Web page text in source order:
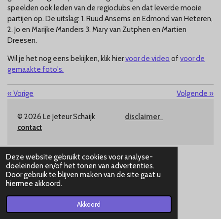
Deze website gebruikt cookies voor analyse-
doeleinden en/of het tonen van advertenties.
Door gebruik te blijven maken van de site gaat u
hiermee akkoord.
Akkoord
speelden ook leden van de regioclubs en dat leverde mooie
partijen op. De uitslag: 1. Ruud Ansems en Edmond van Heteren,
2. Jo en Marijke Manders 3. Mary van Zutphen en Martien
Dreesen.
Wil je het nog eens bekijken, klik hiervoor de video ofvoor de
gemaakte foto's.
« Vorige Volgende »
© 2026 Le Jeteur Schaijk
disclaimer
contact